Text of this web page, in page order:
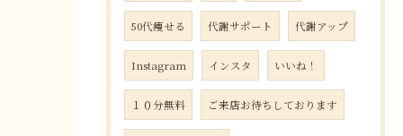
50代痩せる 代謝サポート 代謝アップ
Instagram インスタ いいね！
１０分無料 ご来店お待ちしております